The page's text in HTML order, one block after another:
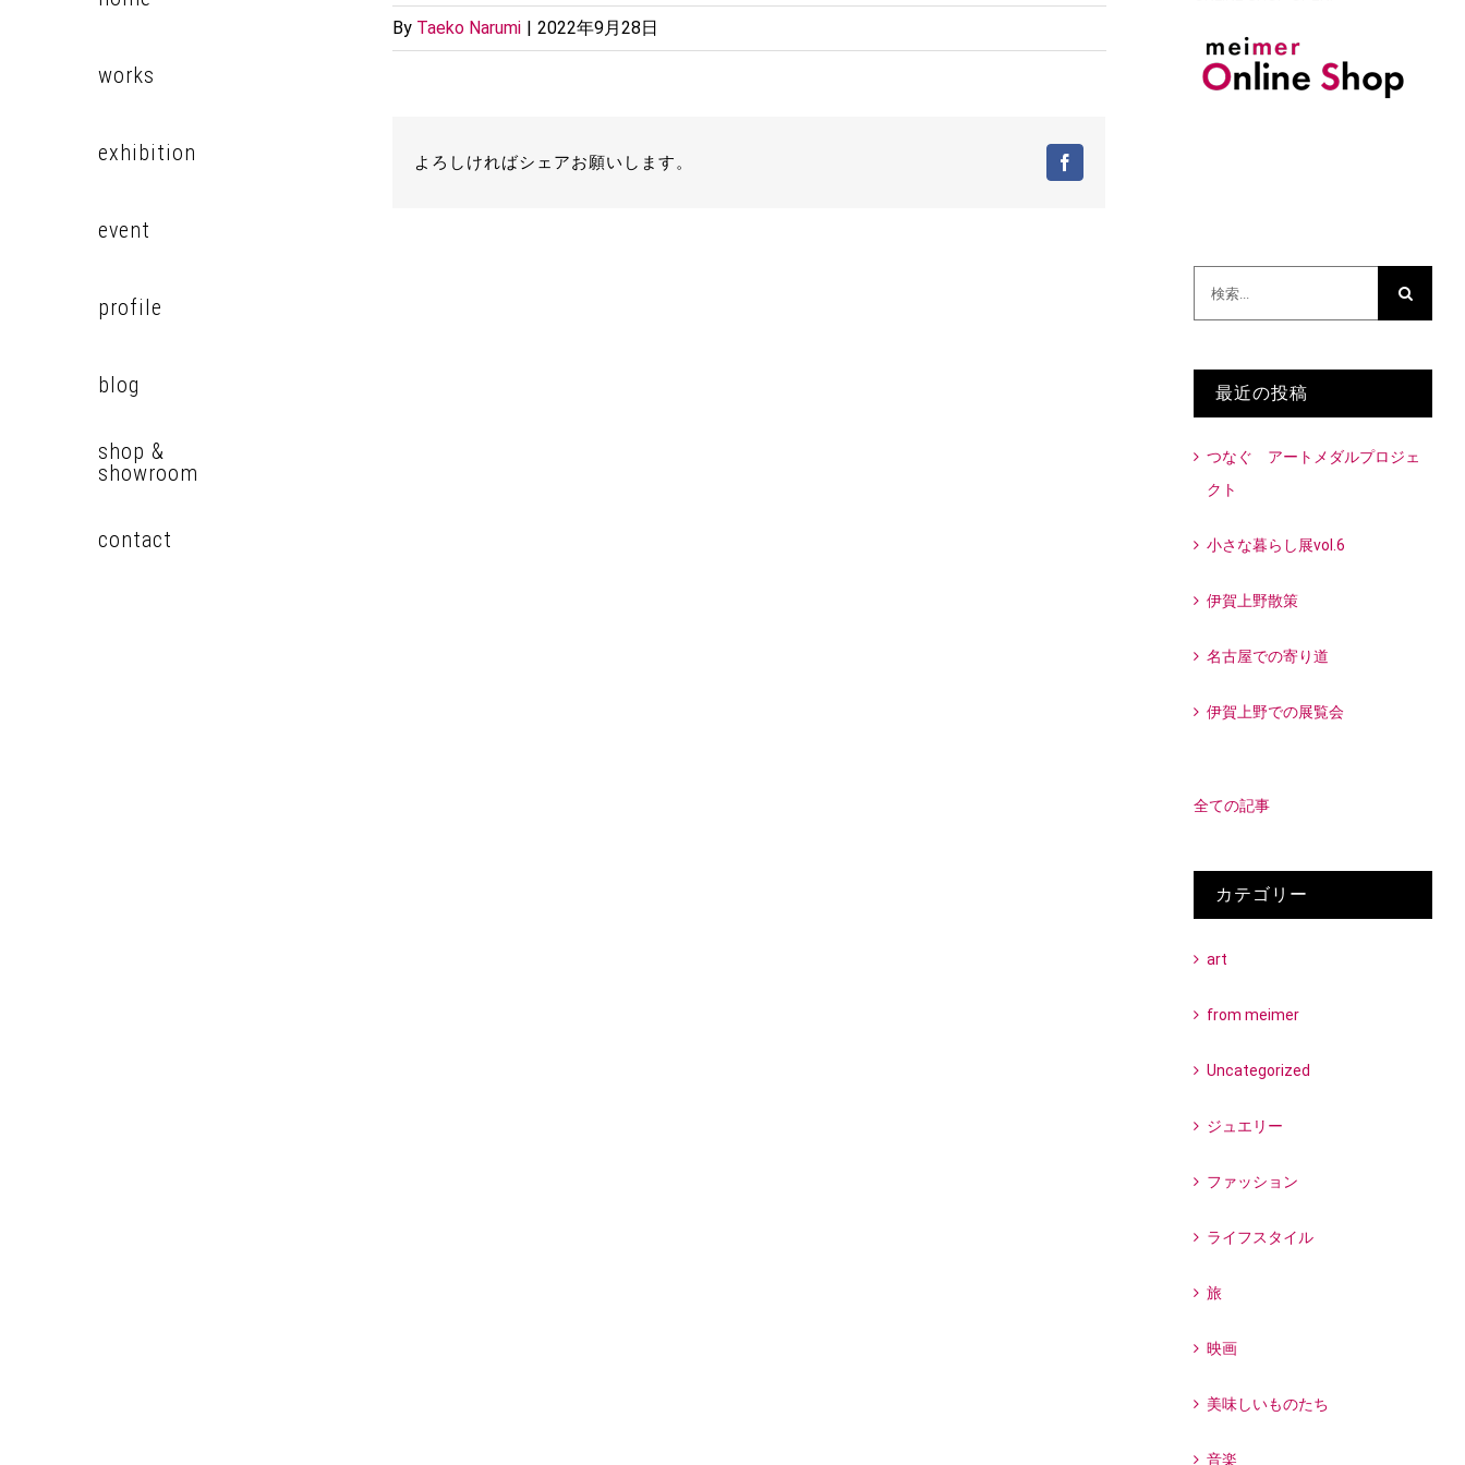
works
exhibition
event
profile
blog
shop &
showroom
contact
By Taeko Narumi | 2022年9月28日
よろしければシェアお願いします。
最近の投稿
つなぐ アートメダルプロジェ
クト
小さな暮らし展vol.6
伊賀上野散策
名古屋での寄り道
伊賀上野での展覧会
全ての記事
カテゴリー
art
from meimer
Uncategorized
ジュエリー
ファッション
ライフスタイル
旅
映画
美味しいものたち
音楽